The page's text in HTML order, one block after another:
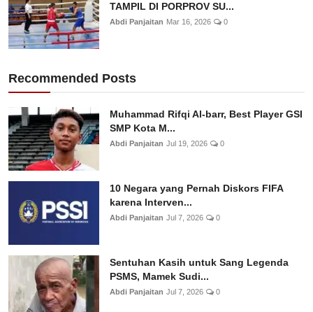
TAMPIL DI PORPROV SU...
Abdi Panjaitan Mar 16, 2026 0
Recommended Posts
Muhammad Rifqi Al-barr, Best Player GSI
SMP Kota M...
Abdi Panjaitan Jul 19, 2026 0
10 Negara yang Pernah Diskors FIFA
karena Interven...
Abdi Panjaitan Jul 7, 2026 0
Sentuhan Kasih untuk Sang Legenda
PSMS, Mamek Sudi...
Abdi Panjaitan Jul 7, 2026 0